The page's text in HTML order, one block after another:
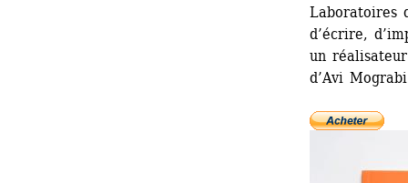
Laboratoires
d’écrire,
un
d’Avi